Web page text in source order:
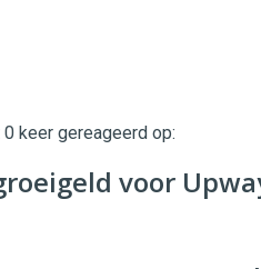
keer gereageerd op:
voor